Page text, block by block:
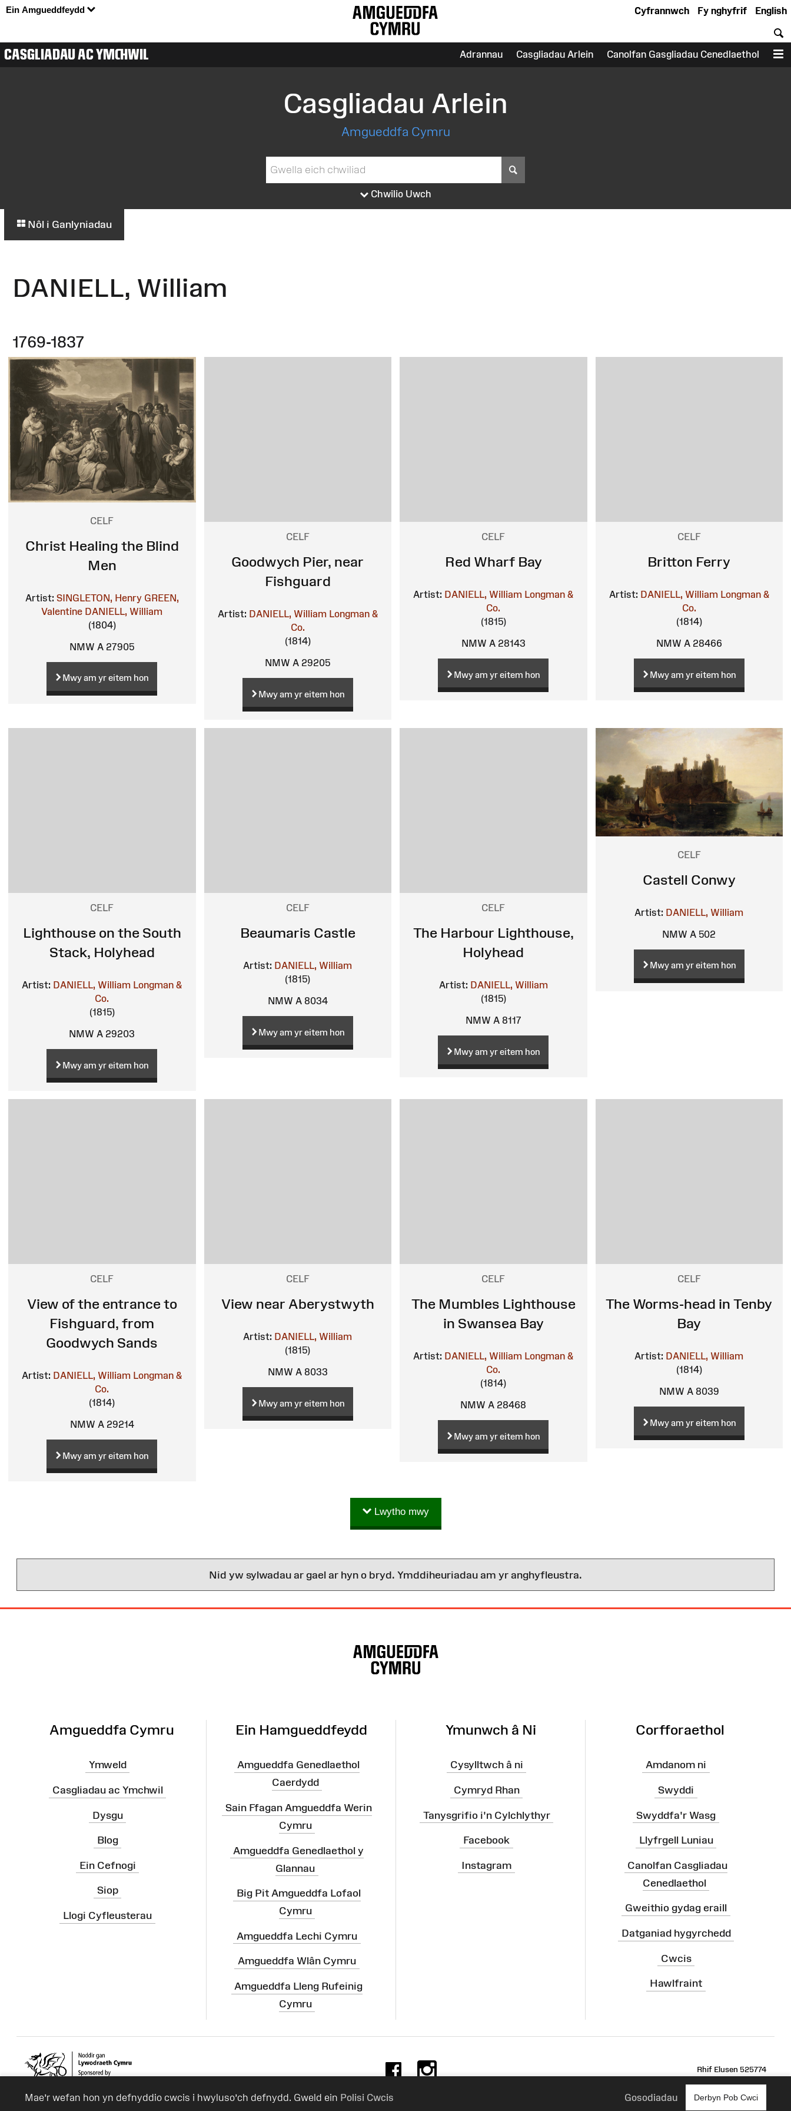
Mae’r wefan hon yn defnyddio cwcis i hwyluso’ch defnydd. Gweld ein Polisi Cwcis Gosodiadau Derbyn Pob Cwci
Ein Amgueddfeydd English
Fy nghyfrif
Cyfrannwch
CASGLIADAU AC YMCHWIL Adrannau Casgliadau Arlein Canolfan Gasgliadau Cenedlaethol
Casgliadau Arlein
Amgueddfa Cymru
Chwilio Uwch
Nôl i Ganlyniadau
DANIELL, William
1769-1837
CELF
Christ Healing the Blind
Men
Artist: SINGLETON, Henry GREEN,
Valentine DANIELL, William
(1804)
NMW A 27905
Mwy am yr eitem hon
CELF
Goodwych Pier, near
Fishguard
Artist: DANIELL, William Longman &
Co.
(1814)
NMW A 29205
Mwy am yr eitem hon
CELF
Red Wharf Bay
Artist: DANIELL, William Longman &
Co.
(1815)
NMW A 28143
Mwy am yr eitem hon
CELF
Britton Ferry
Artist: DANIELL, William Longman &
Co.
(1814)
NMW A 28466
Mwy am yr eitem hon
CELF
Lighthouse on the South
Stack, Holyhead
Artist: DANIELL, William Longman &
Co.
(1815)
NMW A 29203
Mwy am yr eitem hon
CELF
Beaumaris Castle
Artist: DANIELL, William
(1815)
NMW A 8034
Mwy am yr eitem hon
CELF
The Harbour Lighthouse,
Holyhead
Artist: DANIELL, William
(1815)
NMW A 8117
Mwy am yr eitem hon
CELF
Castell Conwy
Artist: DANIELL, William
NMW A 502
Mwy am yr eitem hon
CELF
View of the entrance to
Fishguard, from
Goodwych Sands
Artist: DANIELL, William Longman &
Co.
(1814)
NMW A 29214
Mwy am yr eitem hon
CELF
View near Aberystwyth
Artist: DANIELL, William
(1815)
NMW A 8033
Mwy am yr eitem hon
CELF
The Mumbles Lighthouse
in Swansea Bay
Artist: DANIELL, William Longman &
Co.
(1814)
NMW A 28468
Mwy am yr eitem hon
CELF
The Worms-head in Tenby
Bay
Artist: DANIELL, William
(1814)
NMW A 8039
Mwy am yr eitem hon
Lwytho mwy
Nid yw sylwadau ar gael ar hyn o bryd. Ymddiheuriadau am yr anghyfleustra.
Amgueddfa Cymru
Ymweld
Casgliadau ac Ymchwil
Dysgu
Blog
Ein Cefnogi
Siop
Llogi Cyfleusterau
Ein Hamgueddfeydd
Amgueddfa Genedlaethol
Caerdydd
Sain Ffagan Amgueddfa Werin
Cymru
Amgueddfa Genedlaethol y
Glannau
Big Pit Amgueddfa Lofaol
Cymru
Amgueddfa Lechi Cymru
Amgueddfa Wlân Cymru
Amgueddfa Lleng Rufeinig
Cymru
Ymunwch â Ni
Cysylltwch â ni
Cymryd Rhan
Tanysgrifio i'n Cylchlythyr
Facebook
Instagram
Corfforaethol
Amdanom ni
Swyddi
Swyddfa'r Wasg
Llyfrgell Luniau
Canolfan Casgliadau
Cenedlaethol
Gweithio gydag eraill
Datganiad hygyrchedd
Cwcis
Hawlfraint
Facebook Rhif Elusen 525774